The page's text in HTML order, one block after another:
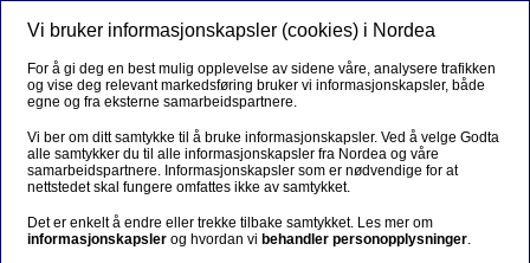
Vi bruker informasjonskapsler (cookies) i Nordea
For å gi deg en best mulig opplevelse av sidene våre, analysere trafikken
og vise deg relevant markedsføring bruker vi informasjonskapsler, både
egne og fra eksterne samarbeidspartnere.
Vi ber om ditt samtykke til å bruke informasjonskapsler. Ved å velge Godta
alle samtykker du til alle informasjonskapsler fra Nordea og våre
samarbeidspartnere. Informasjonskapsler som er nødvendige for at
nettstedet skal fungere omfattes ikke av samtykket.
Det er enkelt å endre eller trekke tilbake samtykket. Les mer om
informasjonskapsler og hvordan vi behandler personopplysninger.